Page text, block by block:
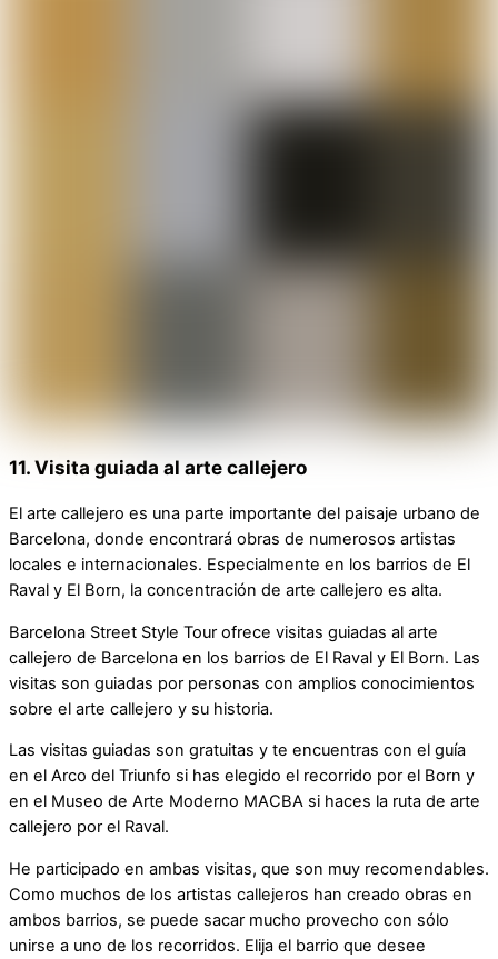
11. Visita guiada al arte callejero
El arte callejero es una parte importante del paisaje urbano de
Barcelona, donde encontrará obras de numerosos artistas
locales e internacionales. Especialmente en los barrios de El
Raval y El Born, la concentración de arte callejero es alta.
Barcelona Street Style Tour ofrece visitas guiadas al arte
callejero de Barcelona en los barrios de El Raval y El Born. Las
visitas son guiadas por personas con amplios conocimientos
sobre el arte callejero y su historia.
Las visitas guiadas son gratuitas y te encuentras con el guía
en el Arco del Triunfo si has elegido el recorrido por el Born y
en el Museo de Arte Moderno MACBA si haces la ruta de arte
callejero por el Raval.
He participado en ambas visitas, que son muy recomendables.
Como muchos de los artistas callejeros han creado obras en
ambos barrios, se puede sacar mucho provecho con sólo
unirse a uno de los recorridos. Elija el barrio que desee